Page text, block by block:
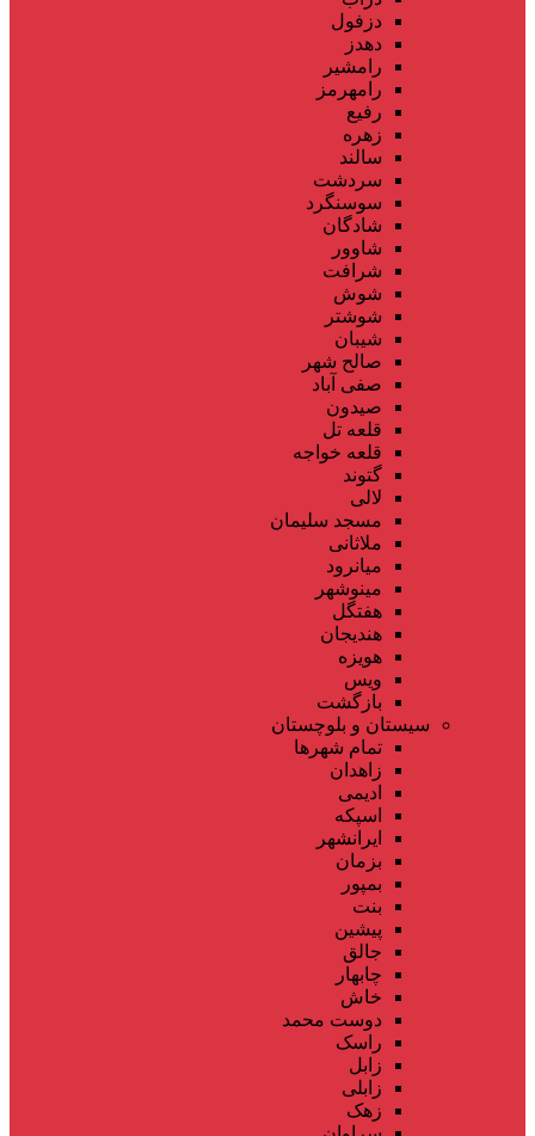
دزفول
دهدز
رامشیر
رامهرمز
رفیع
زهره
سالند
سردشت
سوسنگرد
شادگان
شاوور
شرافت
شوش
شوشتر
شیبان
صالح شهر
صفی آباد
صیدون
قلعه تل
قلعه خواجه
گتوند
لالی
مسجد سلیمان
ملاثانی
میانرود
مینوشهر
هفتگل
هندیجان
هویزه
ویس
بازگشت
سیستان و بلوچستان
تمام شهر‌ها
زاهدان
ادیمی
اسپکه
ایرانشهر
بزمان
بمپور
بنت
پیشین
جالق
چابهار
خاش
دوست محمد
راسک
زابل
زابلی
زهک